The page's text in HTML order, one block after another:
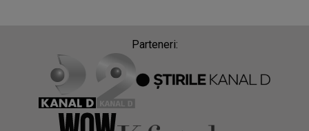
Parteneri: